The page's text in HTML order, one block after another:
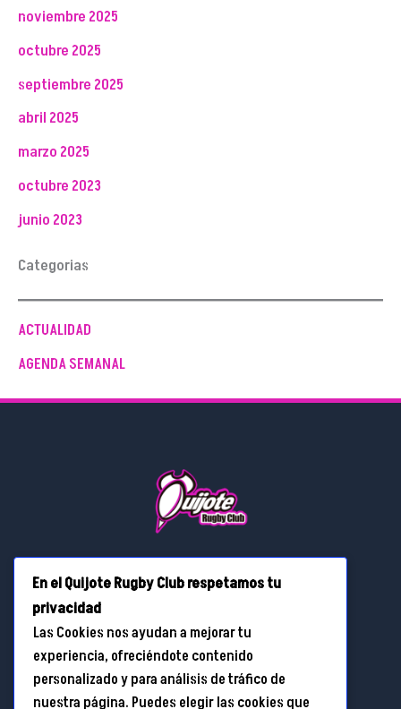
noviembre 2025
octubre 2025
septiembre 2025
abril 2025
marzo 2025
octubre 2023
junio 2023
Categorias
ACTUALIDAD
AGENDA SEMANAL
Calle Real, 3, Yuncos (Toledo)
info@quijoterugby.es
+34 685 74 85 02
En el Quijote Rugby Club respetamos tu
privacidad
Las Cookies nos ayudan a mejorar tu
experiencia, ofreciéndote contenido
personalizado y para análisis de tráfico de
nuestra página. Puedes elegir las cookies que